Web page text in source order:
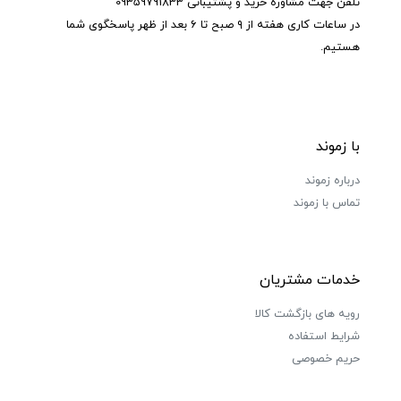
در ساعات کاری هفته از ۹ صبح تا ۶ بعد از ظهر پاسخگوی شما
هستیم.
با زموند
درباره زموند
تماس با زموند
خدمات مشتریان
رویه های بازگشت کالا
شرایط استفاده
حریم خصوصی